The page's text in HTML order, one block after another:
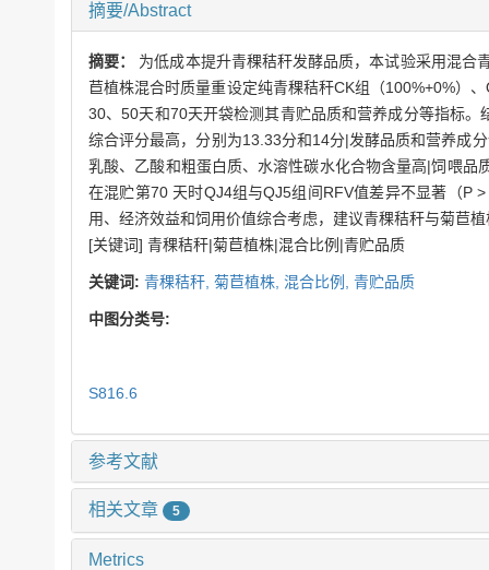
摘要/Abstract
摘要： 为低成本提升青稞秸秆发酵品质，本试验采用混合
苣植株混合时质量重设定纯青稞秸秆CK组（100%+0%）
30、50天和70天开袋检测其青贮品质和营养成分等指标
综合评分最高，分别为13.33分和14分|发酵品质和营养成
乳酸、乙酸和粗蛋白质、水溶性碳水化合物含量高|饲喂
在混贮第70 天时QJ4组与QJ5组间RFV值差异不显著（P
用、经济效益和饲用价值综合考虑，建议青稞秸秆与菊苣
[关键词] 青稞秸秆|菊苣植株|混合比例|青贮品质
关键词: 青稞秸秆, 菊苣植株, 混合比例, 青贮品质
中图分类号:
S816.6
参考文献
相关文章 5
Metrics